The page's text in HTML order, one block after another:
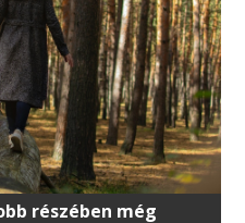
részében még